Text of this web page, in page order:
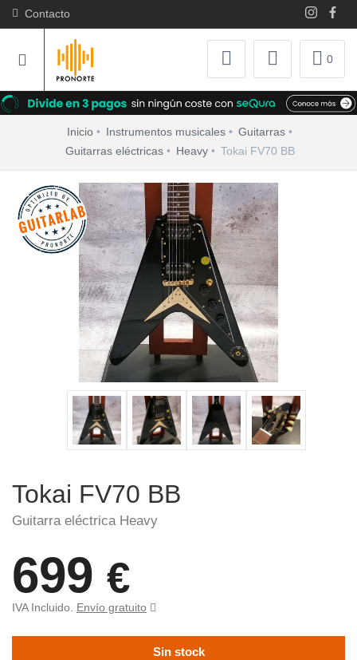
Contacto
0
Inicio Instrumentos musicales
Guitarras
Guitarras eléctricas
Heavy Tokai FV70 BB
Tokai FV70 BB
Guitarra eléctrica Heavy
699 €
IVA Incluido. Envío gratuito
Sin stock